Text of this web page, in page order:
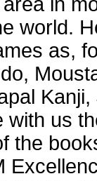
world.
as,
with us
the